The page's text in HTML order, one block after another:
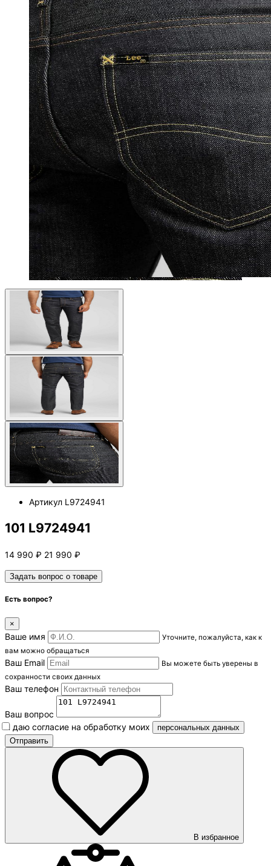
Артикул L9724941
101 L9724941
14 990 ₽ 21 990 ₽
Задать вопрос о товаре
Есть вопрос?
×
Ваше имя
Уточните, пожалуйста, как к
вам можно обращаться
Ваш Email
Вы можете быть уверены в
сохранности своих данных
Ваш телефон
Ваш вопрос
Я даю согласие на обработку моих
персональных данных
В избранное